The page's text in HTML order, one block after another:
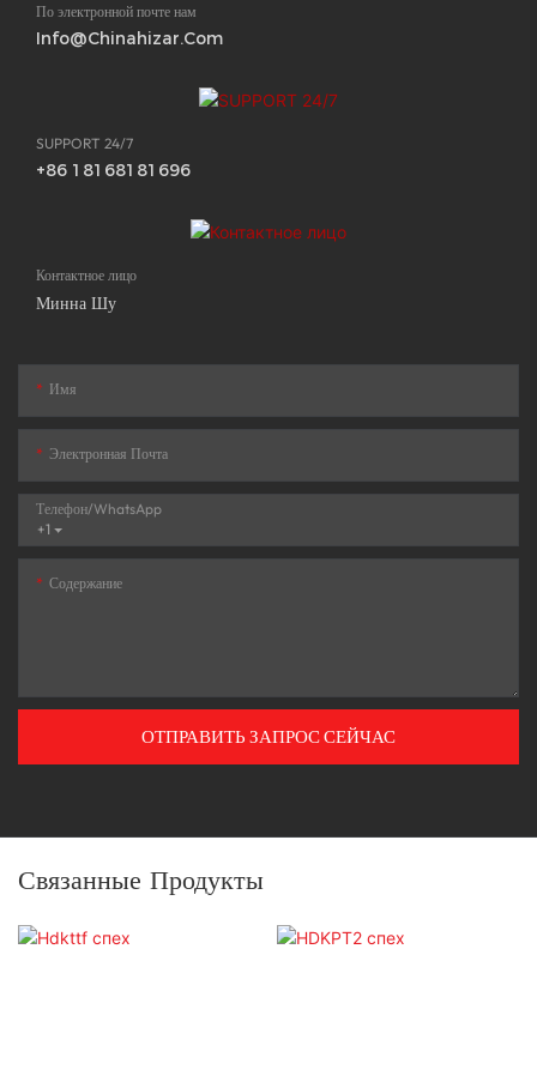
По электронной почте нам
Info@chinahizar.com
SUPPORT 24/7
+86 18168181696
Контактное лицо
Минна Шу
Имя
Электронная Почта
+1
Телефон/WhatsApp
Содержание
ОТПРАВИТЬ ЗАПРОС СЕЙЧАС
Связанные Продукты